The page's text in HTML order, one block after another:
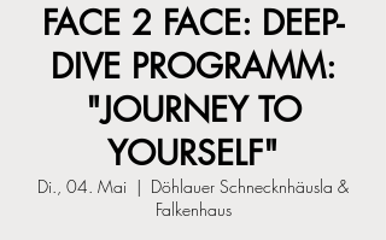
FACE 2 FACE: DEEP-
DIVE PROGRAMM:
"JOURNEY TO
YOURSELF"
Di., 04. Mai
  |
Döhlauer Schnecknhäusla &
Falkenhaus